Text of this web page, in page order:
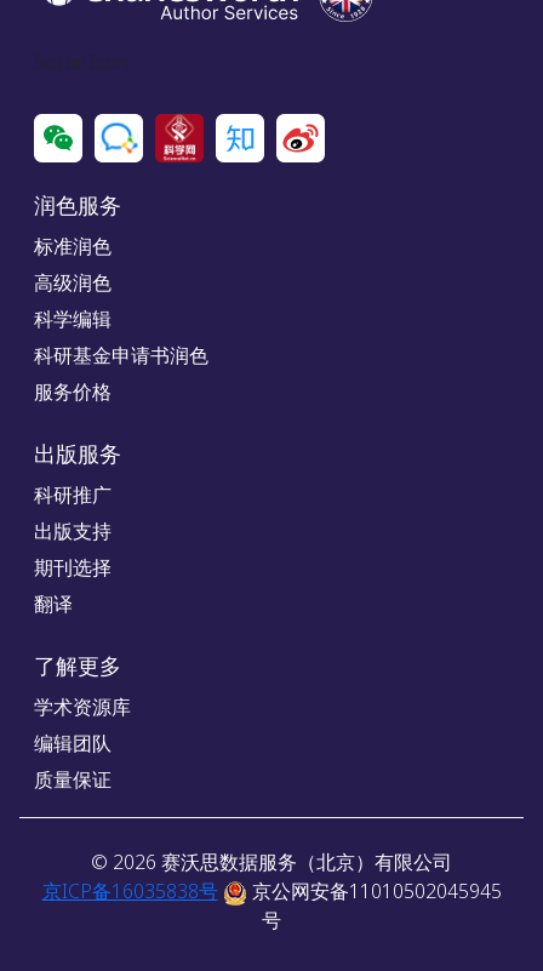
Social Icon
润色服务
标准润色
高级润色
科学编辑
科研基金申请书润色
服务价格
出版服务
科研推广
出版支持
期刊选择
翻译
了解更多
学术资源库
编辑团队
质量保证
© 2026 赛沃思数据服务（北京）有限公司
京ICP备16035838号
京公网安备11010502045945
号